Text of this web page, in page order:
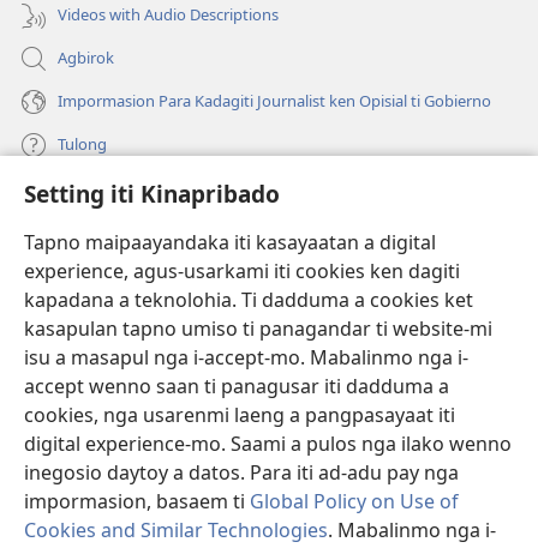
Setting iti Kinapribado
Tapno maipaayandaka iti kasayaatan a digital
experience, agus-usarkami iti cookies ken dagiti
kapadana a teknolohia. Ti dadduma a cookies ket
kasapulan tapno umiso ti panagandar ti website-mi
isu a masapul nga i-accept-mo. Mabalinmo nga i-
accept wenno saan ti panagusar iti dadduma a
cookies, nga usarenmi laeng a pangpasayaat iti
digital experience-mo. Saami a pulos nga ilako wenno
inegosio daytoy a datos. Para iti ad-adu pay nga
impormasion, basaem ti Global Policy on Use of
Cookies and Similar Technologies. Mabalinmo nga i-
Videos with Audio Descriptions
Agbirok
Impormasion Para Kadagiti Journalist ken Opisial ti Gobierno
Tulong
Donasion
(manglukat
iti
baro
a
window)
Watchtower ONLINE A LIBRARIA
(manglukat
iti
baro
a
JW Hub ®
(manglukat
iti
baro
window)
JW Library
Watchtower Library